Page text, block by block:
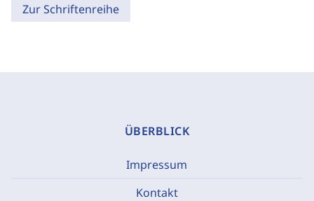
Zur Schriftenreihe
ÜBERBLICK
Impressum
Kontakt